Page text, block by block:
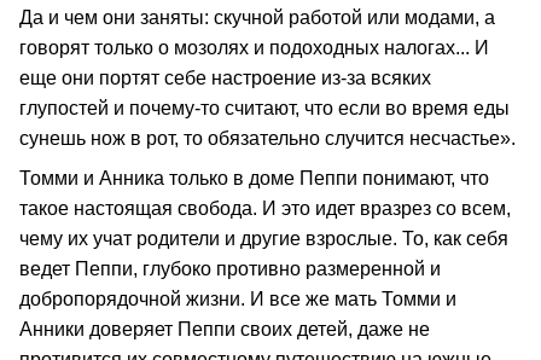
Да и чем они заняты: скучной работой или модами, а
говорят только о мозолях и подоходных налогах... И
еще они портят себе настроение из-за всяких
глупостей и почему-то считают, что если во время еды
сунешь нож в рот, то обязательно случится несчастье».
Томми и Анника только в доме Пеппи понимают, что
такое настоящая свобода. И это идет вразрез со всем,
чему их учат родители и другие взрослые. То, как себя
ведет Пеппи, глубоко противно размеренной и
добропорядочной жизни. И все же мать Томми и
Анники доверяет Пеппи своих детей, даже не